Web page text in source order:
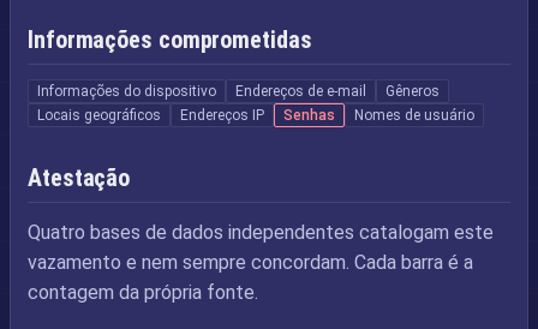
Informações comprometidas
Informações do dispositivo Endereços de e-mail
Gêneros
Locais geográficos
Endereços IP Senhas Nomes de usuário
Atestação
Quatro bases de dados independentes catalogam este
vazamento e nem sempre concordam. Cada barra é a
contagem da própria fonte.